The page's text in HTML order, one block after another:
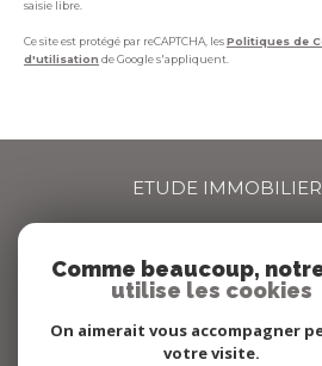
saisie libre.
Ce site est protégé par reCAPTCHA, lesPolitiques de
d'utilisation de Google s'appliquent.
ETUDE
159 GRANDE RUE
69600
Comme beaucoup,
utilise les cookies
On aimerait vous accompagner
votre visite.